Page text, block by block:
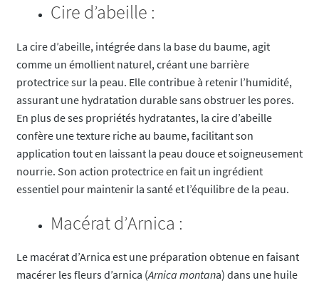
Cire d’abeille :
La cire d’abeille, intégrée dans la base du baume, agit
comme un émollient naturel, créant une barrière
protectrice sur la peau. Elle contribue à retenir l’humidité,
assurant une hydratation durable sans obstruer les pores.
En plus de ses propriétés hydratantes, la cire d’abeille
confère une texture riche au baume, facilitant son
application tout en laissant la peau douce et soigneusement
nourrie. Son action protectrice en fait un ingrédient
essentiel pour maintenir la santé et l’équilibre de la peau.
Macérat d’Arnica :
Le macérat d’Arnica est une préparation obtenue en faisant
macérer les fleurs d’arnica (Arnica montana) dans une huile